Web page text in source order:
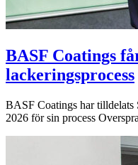
BASF Coatings
lackeringsprocess
BASF Coatings har
2026 för sin process